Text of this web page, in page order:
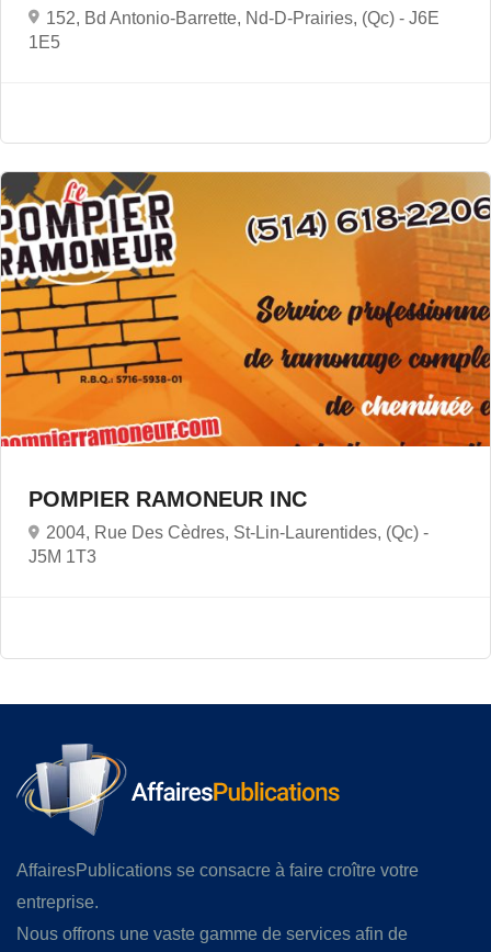
152, Bd Antonio-Barrette, Nd-D-Prairies, (Qc) - J6E
1E5
POMPIER RAMONEUR INC
2004, Rue Des Cèdres, St-Lin-Laurentides, (Qc) -
J5M 1T3
AffairesPublications se consacre à faire croître votre
entreprise.
Nous offrons une vaste gamme de services afin de